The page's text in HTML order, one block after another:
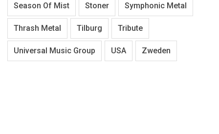
Season Of Mist Stoner Symphonic Metal
Thrash Metal Tilburg Tribute
Universal Music Group USA Zweden